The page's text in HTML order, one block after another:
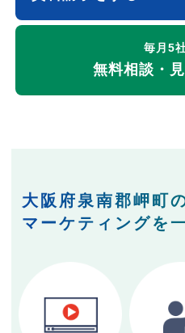
毎月5
無料相談・
大阪府泉南郡岬町
マーケティングを